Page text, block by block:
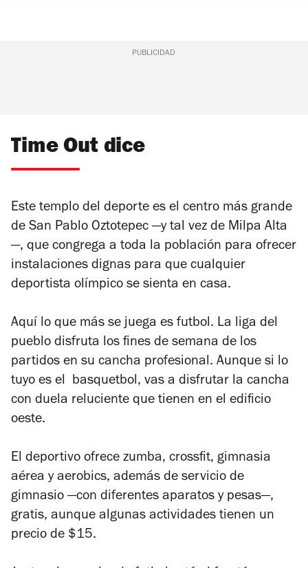
PUBLICIDAD
Time Out dice
Este templo del deporte es el centro más grande
de San Pablo Oztotepec —y tal vez de Milpa Alta
—, que congrega a toda la población para ofrecer
instalaciones dignas para que cualquier
deportista olímpico se sienta en casa.
Aquí lo que más se juega es futbol. La liga del
pueblo disfruta los fines de semana de los
partidos en su cancha profesional. Aunque si lo
tuyo es el basquetbol, vas a disfrutar la cancha
con duela reluciente que tienen en el edificio
oeste.
El deportivo ofrece zumba, crossfit, gimnasia
aérea y aerobics, además de servicio de
gimnasio —con diferentes aparatos y pesas—,
gratis, aunque algunas actividades tienen un
precio de $15.